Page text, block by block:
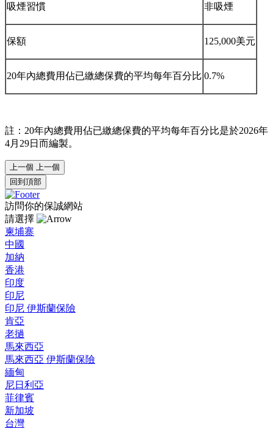
吸煙習慣 非吸煙
保額 125,000美元
20年內總費用佔已繳總保費的平均每年百分比 0.7%
註：20年內總費用佔已繳總保費的平均每年百分比是於2026年
4月29日而編製。
上一個
上一個
回到頂部
訪問你的保誠網站
請選擇
柬埔寨
中國
加納
香港
印度
印尼
印尼 伊斯蘭保險
肯亞
老撾
馬來西亞
馬來西亞 伊斯蘭保險
緬甸
尼日利亞
菲律賓
新加坡
台灣